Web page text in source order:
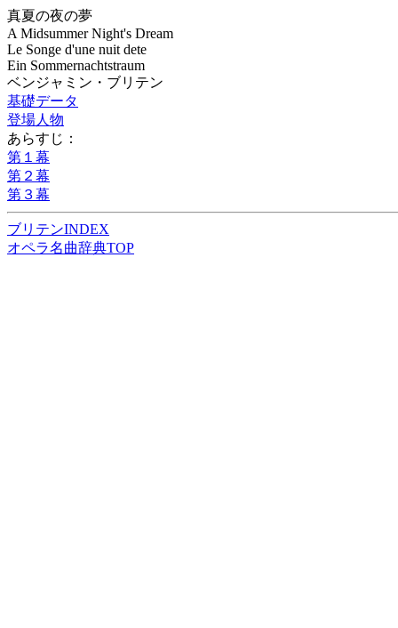
真夏の夜の夢
A Midsummer Night's Dream
Le Songe d'une nuit dete
Ein Sommernachtstraum
ベンジャミン・ブリテン
基礎データ
登場人物
あらすじ：
第１幕
第２幕
第３幕
ブリテンINDEX
オペラ名曲辞典TOP